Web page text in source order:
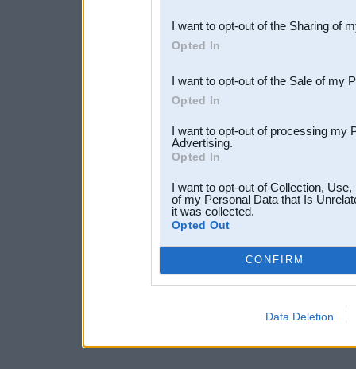
Downstream Participants
third parties.
I want to opt-out of the Sharing of
Opted In
I want to opt-out of the Sale of my
Opted In
I want to opt-out of processing my
Advertising.
Opted In
I want to opt-out of Collection,
of my Personal Data that Is
it was collected.
Opted Out
CONFIRM
Data Deletion